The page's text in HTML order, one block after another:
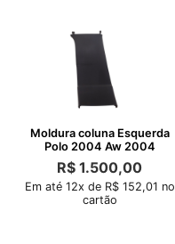
Moldura coluna Esquerda
Polo 2004 Aw 2004
R$ 1.500,00
Em até 12x de R$ 152,01 no
cartão